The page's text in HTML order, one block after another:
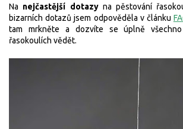
Na nejčastější dotazyna pěstování
bizarních dotazů jsem odpověděla v článku
tam mrkněte a dozvíte se úplně
řasokoulích vědět.